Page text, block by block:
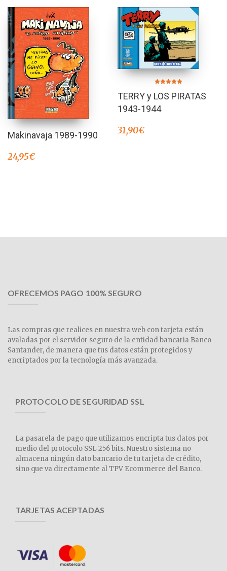
Makinavaja 1989-1990
24,95€
5.00
de 5
TERRY y LOS PIRATAS
1943-1944
31,90€
OFRECEMOS PAGO 100% SEGURO
Las compras que realices en nuestra web con tarjeta están
avaladas por el servidor seguro de la entidad bancaria Banco
Santander, de manera que tus datos están protegidos y
encriptados por la tecnología más avanzada.
PROTOCOLO DE SEGURIDAD SSL
La pasarela de pago que utilizamos encripta tus datos por
medio del protocolo SSL 256 bits. Nuestro sistema no
almacena ningún dato bancario de tu tarjeta de crédito,
sino que va directamente al TPV Ecommerce del Banco.
TARJETAS ACEPTADAS